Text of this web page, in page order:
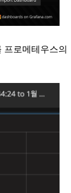
로메테우스의